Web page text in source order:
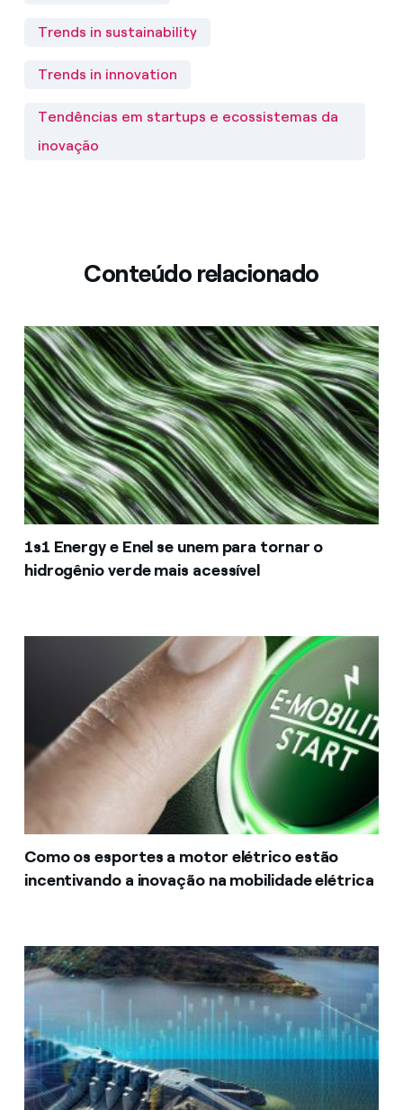
Trends in sustainability
Trends in innovation
Tendências em startups e ecossistemas da
inovação
Conteúdo relacionado
1s1 Energy e Enel se unem para tornar o
hidrogênio verde mais acessível
Como os esportes a motor elétrico estão
incentivando a inovação na mobilidade elétrica